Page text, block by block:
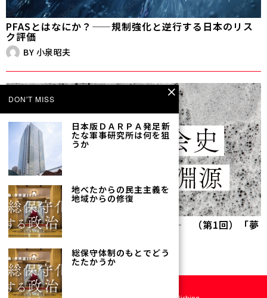
PFASとはなにか？——規制強化と逆行する日本のリス
ク評価
BY 小泉昭夫
フッ素の社会史 PFAS問題の淵源—— （第1回）「夢
の物質」の誕生
BY天笠啓祐
DON'T MISS
日本版ＤＡＲＰＡ発足――新
たな軍事研究所は何を狙
うか
地べたからの民主主義を――
地域からの修復
総保守体制のもとでどう
たたかうか